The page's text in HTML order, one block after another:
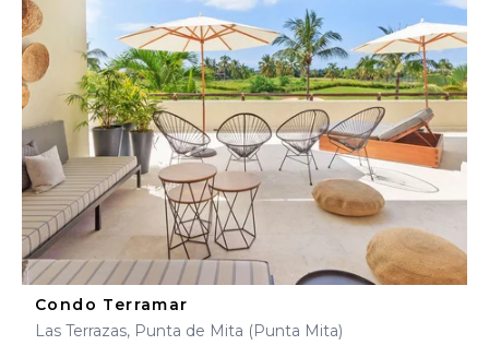
Condo Terramar
Las Terrazas, Punta de Mita (Punta Mita)